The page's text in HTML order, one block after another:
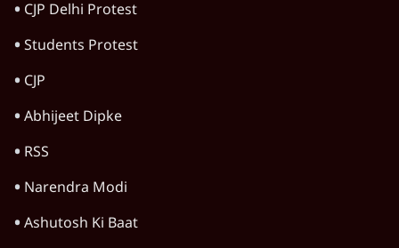
CJP Delhi Protest
Students Protest
CJP
Abhijeet Dipke
RSS
Narendra Modi
Ashutosh Ki Baat